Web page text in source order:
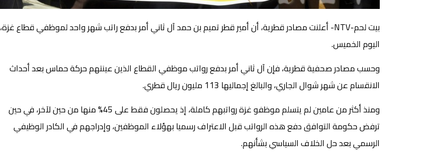
بيت لحم-NTV- أعلنت مصادر قطرية، أن أمير قطر تميم بن حمد آل ثاني أمر بدفع راتب شهر واحد لموظفي قطاع غزة،
اليوم الخميس.
وحسب مصادر صحفية قطرية، فإن آل ثاني أمر بدفع رواتب موظفي القطاع الذين عينتهم حركة حماس بعد أحداث
الانقسام عن شهر شوال الجاري، والبالغ إجماليها 113 مليون ريال قطري.
ومنذ أكثر من عامين لم يتسلم موظفو غزة رواتبهم كاملة، إذ يحصلون فقط على 45% منها من حين لآخر، في حين
ترفض حكومة التوافق دفع هذه الرواتب قبل الاعتراف رسميا بهؤلاء الموظفين، وإدراجهم في الكادر الوظيفي
الرسمي بعد حل الخلاف السياسي بشأنهم.